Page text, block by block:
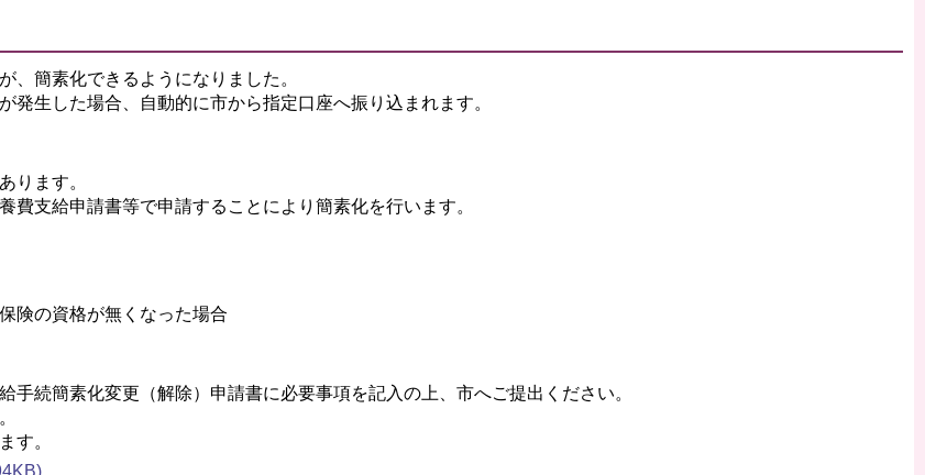
、簡素化できるようになりました。
生した場合、自動的に市から指定口座へ振り込まれます。
ります。
支給申請書等で申請することにより簡素化を行います。
険の資格が無くなった場合
続簡素化変更（解除）申請書に必要事項を記入の上、市へご提出ください。
す。